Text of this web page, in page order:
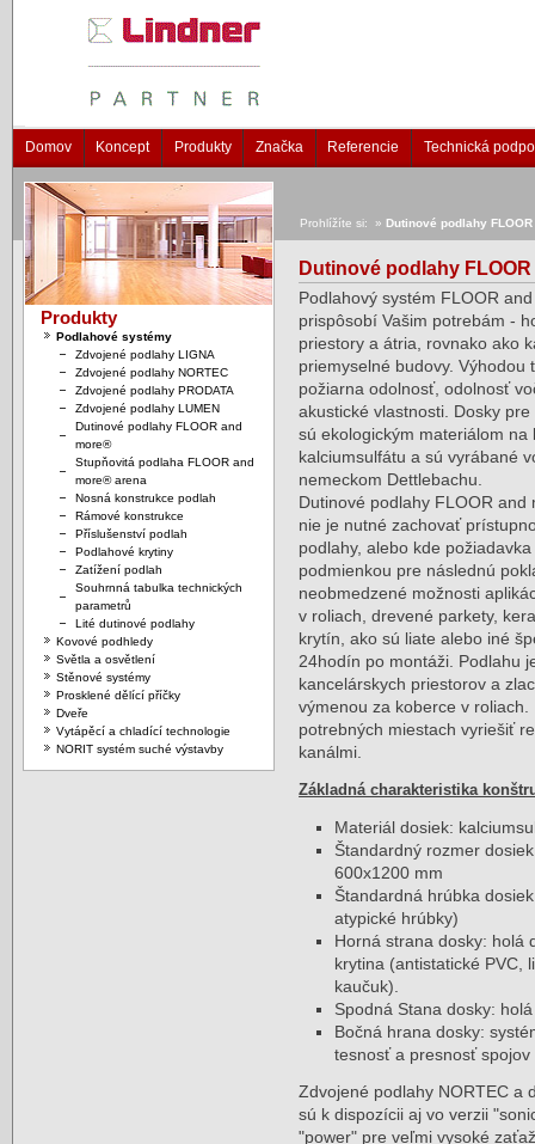
Domov Koncept Produkty Značka Referencie Technická
Prohlížíte si: » Dutinové podlahy
Produkty
Podlahové systémy
Zdvojené podlahy LIGNA
Zdvojené podlahy NORTEC
Zdvojené podlahy PRODATA
Zdvojené podlahy LUMEN
Dutinové podlahy FLOOR and
more®
Stupňovitá podlaha FLOOR and
more® arena
Nosná konstrukce podlah
Rámové konstrukce
Příslušenství podlah
Podlahové krytiny
Zatížení podlah
Souhrnná tabulka technických
parametrů
Lité dutinové podlahy
Kovové podhledy
Světla a osvětlení
Stěnové systémy
Prosklené dělící příčky
Dveře
Vytápěcí a chladící technologie
NORIT systém suché výstavby
Dutinové podlahy
Podlahový systém FLOOR
prispôsobí Vašim potrebám -
priestory a átria, rovnako ako
priemyselné budovy. Výhodou
požiarna odolnosť, odolnosť
akustické vlastnosti. Dosky
sú ekologickým materiálom na
kalciumsulfátu a sú vyrábané
nemeckom Dettlebachu.
Dutinové podlahy FLOOR
nie je nutné zachovať
podlahy, alebo kde
podmienkou pre následnú
neobmedzené možnosti
v roliach, drevené parkety,
krytín, ako sú liate alebo iné
24hodín po montáži. Podlahu
kancelárskych priestorov a
výmenou za koberce v
potrebných miestach vyriešiť
kanálmi.
Základná charakteristika
Materiál dosiek:
Štandardný rozmer
600x1200 mm
Štandardná hrúbka
atypické hrúbky)
Horná strana dosky: holá
krytina (antistatické PVC,
kaučuk).
Spodná Stana dosky:
Bočná hrana dosky:
tesnosť a presnosť
Zdvojené podlahy NORTEC a
sú k dispozícii aj vo verzii
"power" pre veľmi vysoké